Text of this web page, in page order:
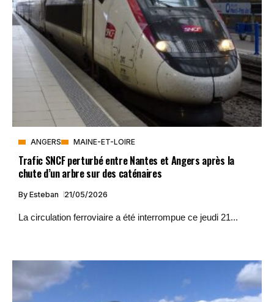
ANGERS MAINE-ET-LOIRE
Trafic SNCF perturbé entre Nantes et Angers après la
chute d’un arbre sur des caténaires
By Esteban 21/05/2026
La circulation ferroviaire a été interrompue ce jeudi 21...